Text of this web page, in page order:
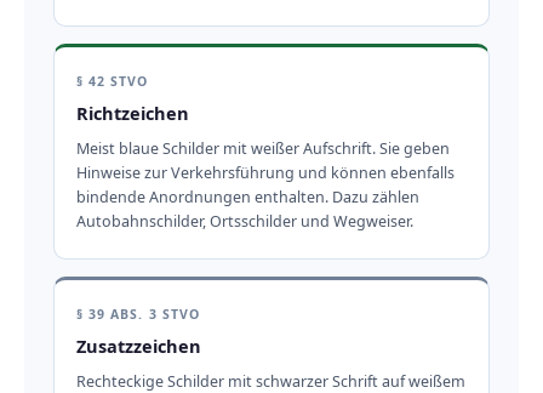
§ 42 STVO
Richtzeichen
Meist blaue Schilder mit weißer Aufschrift. Sie geben
Hinweise zur Verkehrsführung und können ebenfalls
bindende Anordnungen enthalten. Dazu zählen
Autobahnschilder, Ortsschilder und Wegweiser.
§ 39 ABS. 3 STVO
Zusatzzeichen
Rechteckige Schilder mit schwarzer Schrift auf weißem